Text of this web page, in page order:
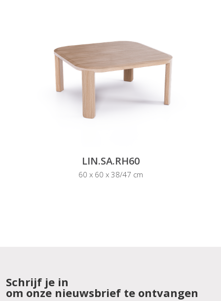
LIN.SA.RH60
60 x 60 x 38/47 cm
Schrijf je in
om onze nieuwsbrief te ontvangen